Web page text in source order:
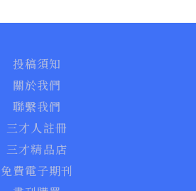
投稿須知
關於我們
聯繫我們
三才人註冊
三才精品店
免費電子期刊